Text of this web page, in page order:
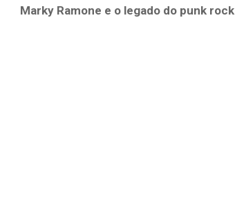
Marky Ramone e o legado do punk rock